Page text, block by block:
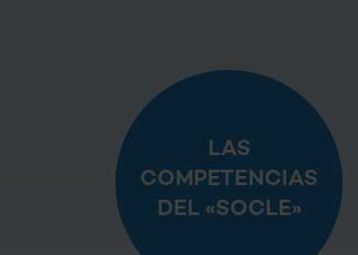
LAS
COMPETENCIAS
DEL «SOCLE»